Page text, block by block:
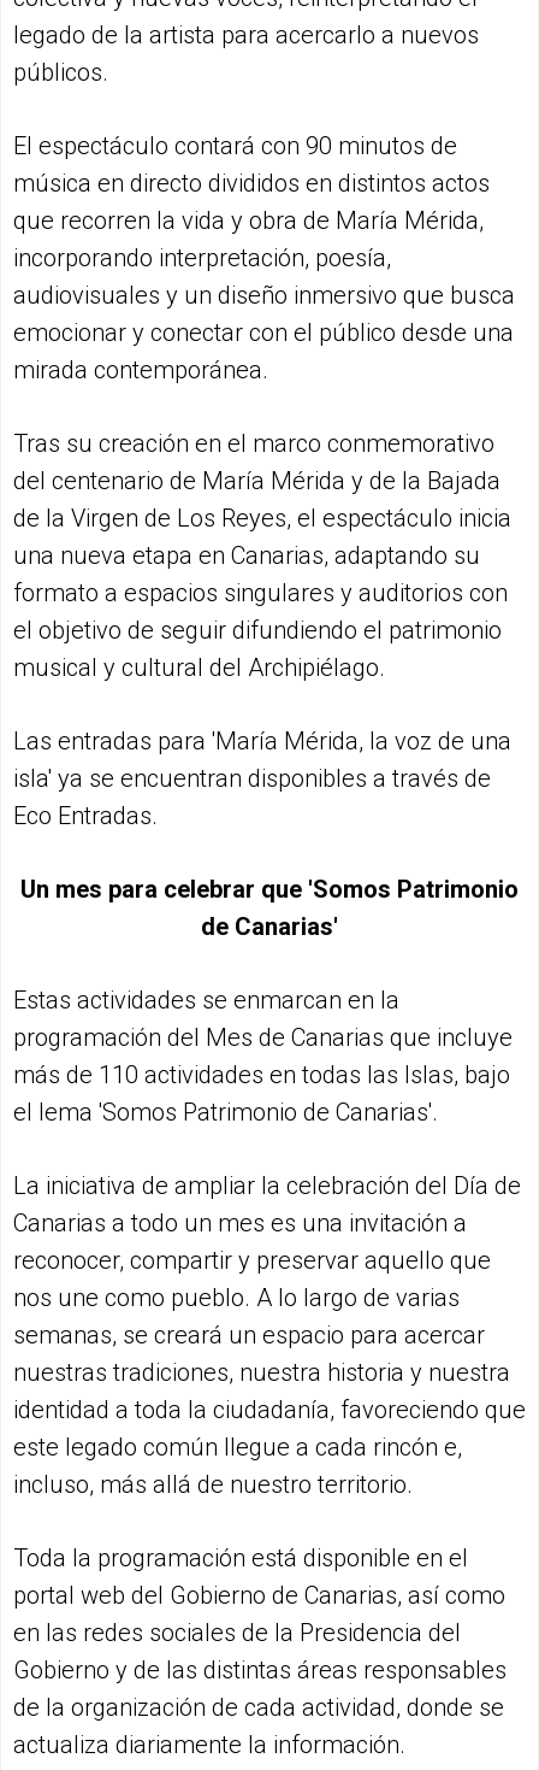
legado de la artista para acercarlo a nuevos
públicos.
El espectáculo contará con 90 minutos de
música en directo divididos en distintos actos
que recorren la vida y obra de María Mérida,
incorporando interpretación, poesía,
audiovisuales y un diseño inmersivo que busca
emocionar y conectar con el público desde una
mirada contemporánea.
Tras su creación en el marco conmemorativo
del centenario de María Mérida y de la Bajada
de la Virgen de Los Reyes, el espectáculo inicia
una nueva etapa en Canarias, adaptando su
formato a espacios singulares y auditorios con
el objetivo de seguir difundiendo el patrimonio
musical y cultural del Archipiélago.
Las entradas para 'María Mérida, la voz de una
isla' ya se encuentran disponibles a través de
Eco Entradas.
Un mes para celebrar que 'Somos Patrimonio
de Canarias'
Estas actividades se enmarcan en la
programación del Mes de Canarias que incluye
más de 110 actividades en todas las Islas, bajo
el lema 'Somos Patrimonio de Canarias'.
La iniciativa de ampliar la celebración del Día de
Canarias a todo un mes es una invitación a
reconocer, compartir y preservar aquello que
nos une como pueblo. A lo largo de varias
semanas, se creará un espacio para acercar
nuestras tradiciones, nuestra historia y nuestra
identidad a toda la ciudadanía, favoreciendo que
este legado común llegue a cada rincón e,
incluso, más allá de nuestro territorio.
Toda la programación está disponible en el
portal web del Gobierno de Canarias, así como
en las redes sociales de la Presidencia del
Gobierno y de las distintas áreas responsables
de la organización de cada actividad, donde se
actualiza diariamente la información.